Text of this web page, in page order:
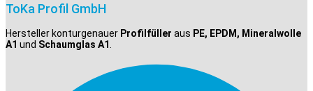
ToKa Profil GmbH
Hersteller konturgenauer Profilfüller aus PE, EPDM, Mineralwolle
A1 und Schaumglas A1